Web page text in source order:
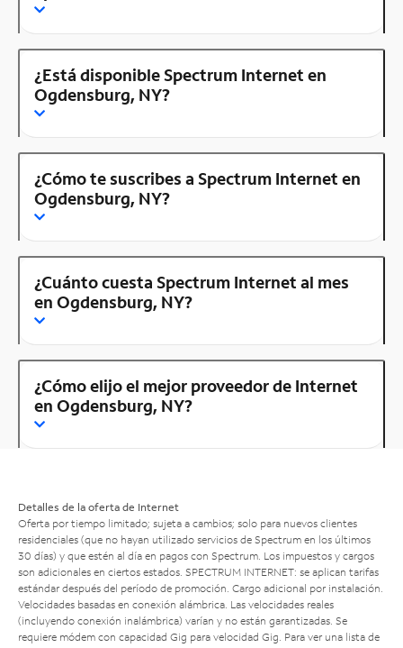
¿Está disponible Spectrum Internet en
Ogdensburg, NY?
¿Cómo te suscribes a Spectrum Internet en
Ogdensburg, NY?
¿Cuánto cuesta Spectrum Internet al mes
en Ogdensburg, NY?
¿Cómo elijo el mejor proveedor de Internet
en Ogdensburg, NY?
Detalles de la oferta de Internet
Oferta por tiempo limitado; sujeta a cambios; solo para nuevos clientes
residenciales (que no hayan utilizado servicios de Spectrum en los últimos
30 días) y que estén al día en pagos con Spectrum. Los impuestos y cargos
son adicionales en ciertos estados. SPECTRUM INTERNET: se aplican tarifas
estándar después del período de promoción. Cargo adicional por instalación.
Velocidades basadas en conexión alámbrica. Las velocidades reales
(incluyendo conexión inalámbrica) varían y no están garantizadas. Se
requiere módem con capacidad Gig para velocidad Gig. Para ver una lista de